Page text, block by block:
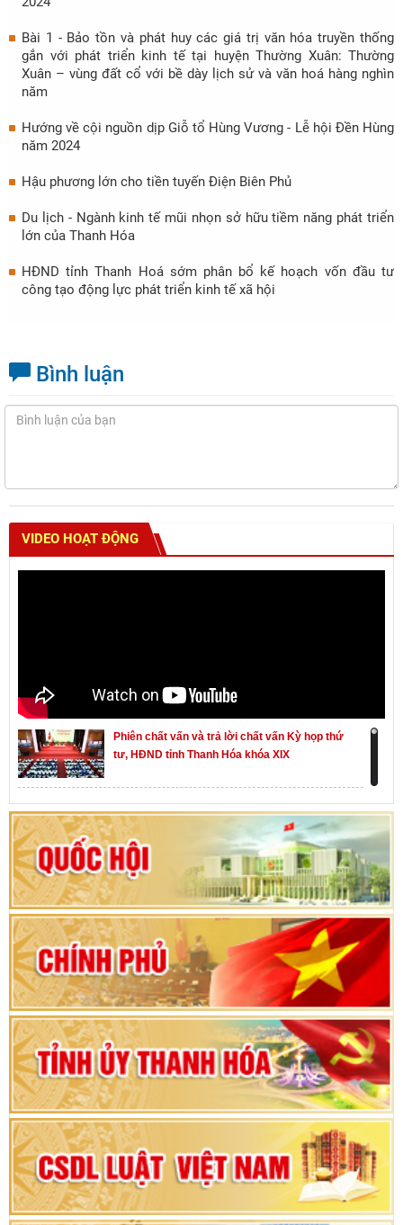
Bài 1 - Bảo tồn và phát huy các giá trị văn hóa truyền thống
gắn với phát triển kinh tế tại huyện Thường Xuân: Thường
Xuân – vùng đất cổ với bề dày lịch sử và văn hoá hàng nghìn
năm
Hướng về cội nguồn dịp Giỗ tổ Hùng Vương - Lễ hội Đền Hùng
năm 2024
Hậu phương lớn cho tiền tuyến Điện Biên Phủ
Du lịch - Ngành kinh tế mũi nhọn sở hữu tiềm năng phát triển
lớn của Thanh Hóa
HĐND tỉnh Thanh Hoá sớm phân bổ kế hoạch vốn đầu tư
công tạo động lực phát triển kinh tế xã hội
Bình luận
VIDEO HOẠT ĐỘNG
Phiên chất vấn và trả lời chất vấn Kỳ họp thứ
tư, HĐND tỉnh Thanh Hóa khóa XIX
Khai mạc kỳ họp thứ Nhất, Quốc hội khóa XVI
Hướng dẫn quy trình bỏ phiếu bầu cử ĐBQH
khoá XVI và đại biểu HĐND các cấp nhiệm kỳ
2026-2031
80 năm Quốc hội Việt Nam: vì lợi ích Nhân dân,
vì sự phát triển của đất nước
Bộ Chính trị duyệt nội dung Đại hội đại biểu
Đảng bộ tỉnh Thanh Hóa lần thứ XX, nhiệm kỳ
2025 - 2030
Đại hội đại biểu Đảng bộ xã Yên Thọ lần thứ I,
nhiệm kỳ 2025 – 2030
Đại hội Đảng bộ xã Yên Ninh lần thứ nhất,
nhiệm kỳ 2025 - 2030
Khai mạc Kỳ họp bất thường lần thứ 9, Quốc